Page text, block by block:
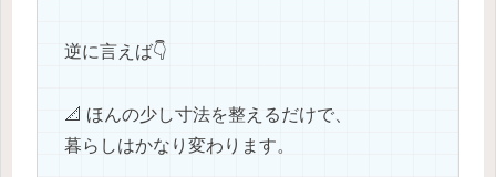
逆に言えば👇
📐 ほんの少し寸法を整えるだけで、
暮らしはかなり変わります。